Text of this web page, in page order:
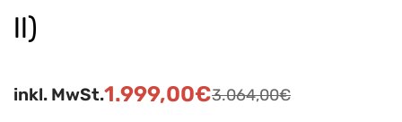
ll)
3.064,00€
1.999,00€
inkl. MwSt.